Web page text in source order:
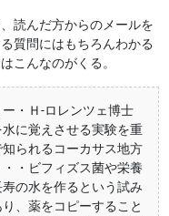
読んだ方からのメールを
質問にはもちろんわかる
こんなのがくる。
・Ｈ‐ロレンツェ博士
に覚えさせる実験を重
られるコーカサス地方
・ビフィズス菌や栄養
の水を作るという試み
、薬をコピーすること